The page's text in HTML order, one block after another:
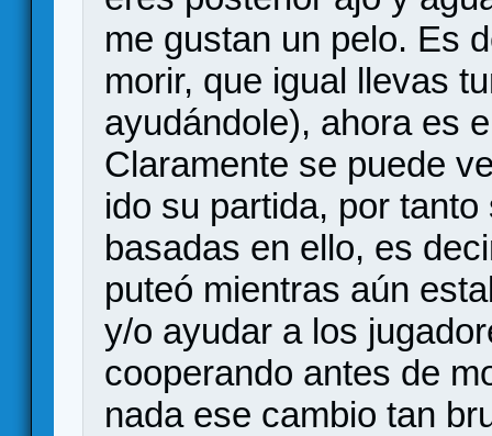
me gustan un pelo. Es
morir, que igual llevas
ayudándole), ahora es
Claramente se puede
ido su partida, por
basadas en ello, es
puteó mientras aún
y/o ayudar a los
cooperando antes de
nada ese cambio tan